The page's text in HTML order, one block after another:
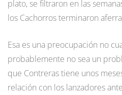
plato, se filtraron en las
los Cachorros terminaron
Esa es una preocupación no
probablemente no sea un
que Contreras tiene unos
relación con los lanzadores